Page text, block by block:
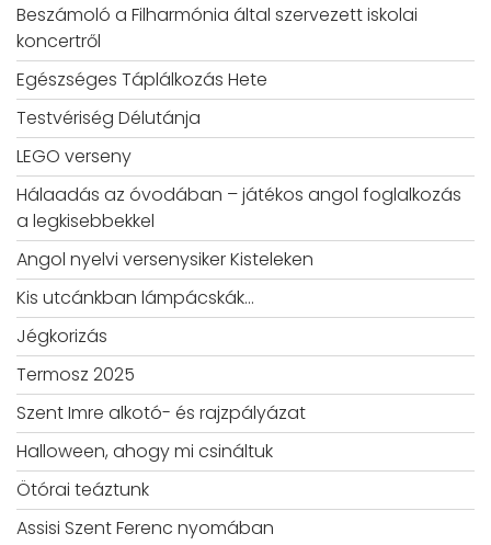
Beszámoló a Filharmónia által szervezett iskolai
koncertről
Egészséges Táplálkozás Hete
Testvériség Délutánja
LEGO verseny
Hálaadás az óvodában – játékos angol foglalkozás
a legkisebbekkel
Angol nyelvi versenysiker Kisteleken
Kis utcánkban lámpácskák…
Jégkorizás
Termosz 2025
Szent Imre alkotó- és rajzpályázat
Halloween, ahogy mi csináltuk
Ötórai teáztunk
Assisi Szent Ferenc nyomában